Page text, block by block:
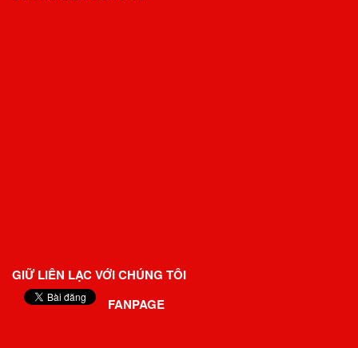
GIỮ LIÊN LẠC VỚI CHÚNG TÔI
FANPAGE